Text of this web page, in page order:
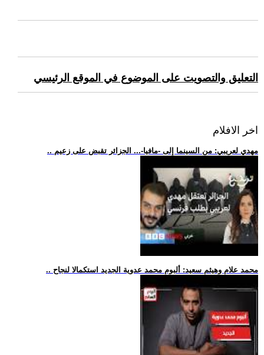
التعليق والتصويت على الموضوع في الموقع الرئيسي
اخر الافلام
.. مهدي لعريبي: من السينما إلى -مافيا-... الجزائر تقبض على زعيم
.. محمد علام وهيثم سعيد: ألبوم محمد عدوية الجديد استكمالا لنجاح